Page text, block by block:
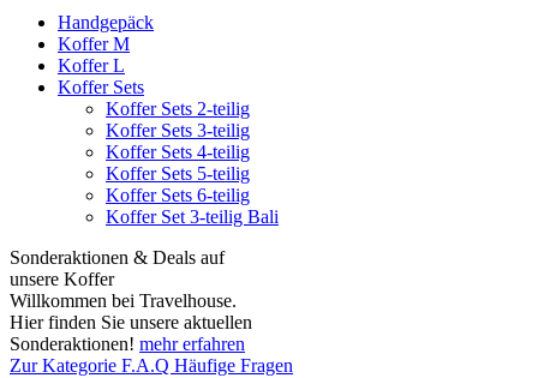
Handgepäck
Koffer M
Koffer L
Koffer Sets
Koffer Sets 2-teilig
Koffer Sets 3-teilig
Koffer Sets 4-teilig
Koffer Sets 5-teilig
Koffer Sets 6-teilig
Koffer Set 3-teilig Bali
Sonderaktionen & Deals auf
unsere Koffer
Willkommen bei Travelhouse.
Hier finden Sie unsere aktuellen
Sonderaktionen! mehr erfahren
Zur Kategorie F.A.Q Häufige Fragen